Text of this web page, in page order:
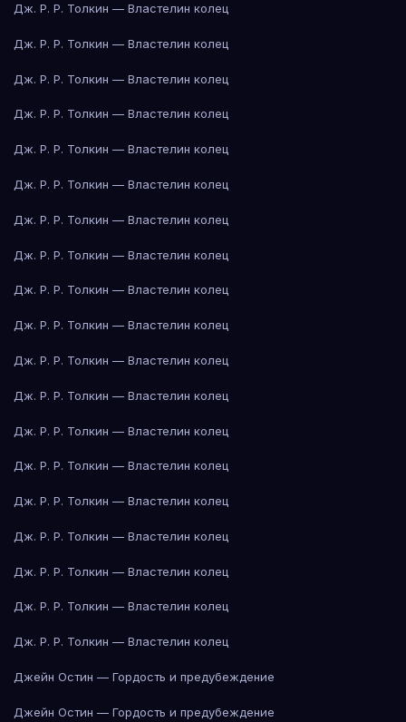
Дж. Р. Р. Толкин — Властелин колец
Дж. Р. Р. Толкин — Властелин колец
Дж. Р. Р. Толкин — Властелин колец
Дж. Р. Р. Толкин — Властелин колец
Дж. Р. Р. Толкин — Властелин колец
Дж. Р. Р. Толкин — Властелин колец
Дж. Р. Р. Толкин — Властелин колец
Дж. Р. Р. Толкин — Властелин колец
Дж. Р. Р. Толкин — Властелин колец
Дж. Р. Р. Толкин — Властелин колец
Дж. Р. Р. Толкин — Властелин колец
Дж. Р. Р. Толкин — Властелин колец
Дж. Р. Р. Толкин — Властелин колец
Дж. Р. Р. Толкин — Властелин колец
Дж. Р. Р. Толкин — Властелин колец
Дж. Р. Р. Толкин — Властелин колец
Дж. Р. Р. Толкин — Властелин колец
Дж. Р. Р. Толкин — Властелин колец
Дж. Р. Р. Толкин — Властелин колец
Джейн Остин — Гордость и предубеждение
Джейн Остин — Гордость и предубеждение